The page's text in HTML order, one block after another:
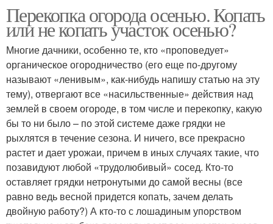
Перекопка огорода осенью. Копать
или не копать участок осенью?
Многие дачники, особенно те, кто «проповедует»
органическое огородничество (его еще по-другому
называют «ленивым», как-нибудь напишу статью на эту
тему), отвергают все «насильственные» действия над
землей в своем огороде, в том числе и перекопку, какую
бы то ни было – по этой системе даже грядки не
рыхлятся в течение сезона. И ничего, все прекрасно
растет и дает урожаи, причем в иных случаях такие, что
позавидуют любой «трудолюбивый» сосед. Кто-то
оставляет грядки нетронутыми до самой весны (все
равно ведь весной придется копать, зачем делать
двойную работу?) А кто-то с лошадиным упорством